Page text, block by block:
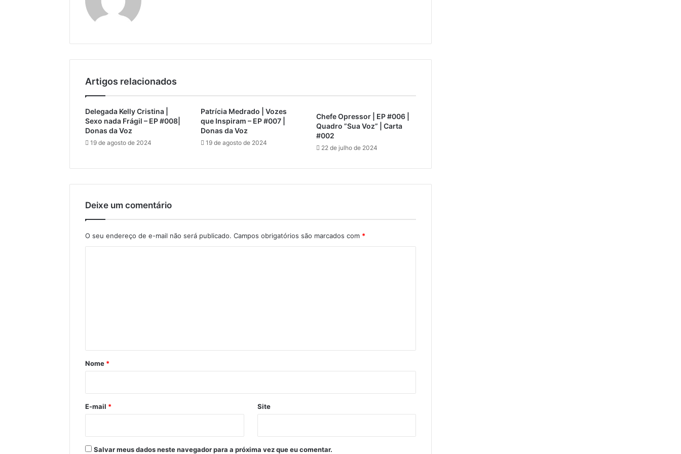
Artigos relacionados
Delegada Kelly Cristina |
Sexo nada Frágil – EP #008|
Donas da Voz
19 de agosto de 2024
Patrícia Medrado | Vozes
que Inspiram – EP #007 |
Donas da Voz
19 de agosto de 2024
Chefe Opressor | EP #006 |
Quadro ”Sua Voz” | Carta
#002
22 de julho de 2024
Deixe um comentário
O seu endereço de e-mail não será publicado. Campos obrigatórios são marcados com *
r
*
Nome *
E-mail * Site
Salvar meus dados neste navegador para a próxima vez que eu comentar.